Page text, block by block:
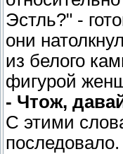
Эстль?" -
они
из белого
фигурой
- Чтож,
С этими
последовало.